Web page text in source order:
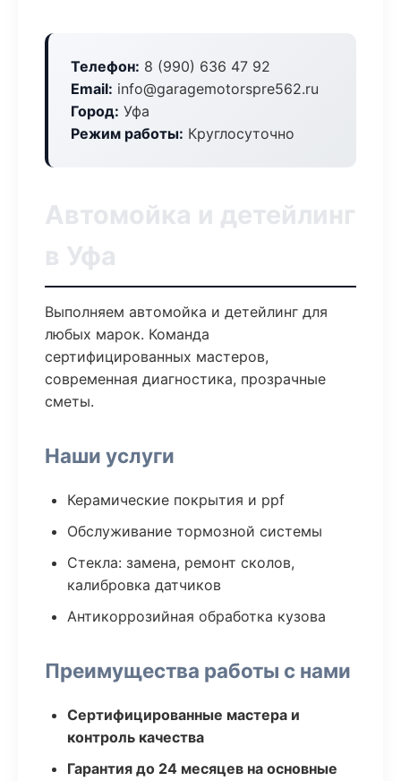
Телефон: 8 (990) 636 47 92
Email: info@garagemotorspre562.ru
Город: Уфа
Режим работы: Круглосуточно
Автомойка и детейлинг
в Уфа
Выполняем автомойка и детейлинг для
любых марок. Команда
сертифицированных мастеров,
современная диагностика, прозрачные
сметы.
Наши услуги
Керамические покрытия и ppf
Обслуживание тормозной системы
Стекла: замена, ремонт сколов,
калибровка датчиков
Антикоррозийная обработка кузова
Преимущества работы с нами
Сертифицированные мастера и
контроль качества
Гарантия до 24 месяцев на основные